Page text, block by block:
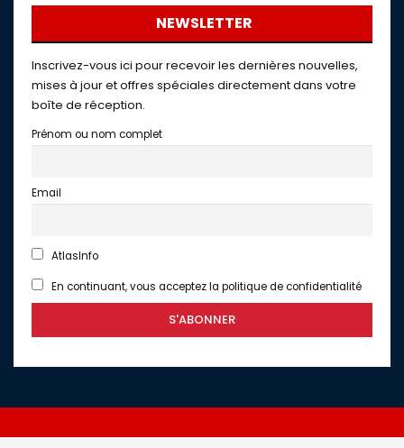
NEWSLETTER
Inscrivez-vous ici pour recevoir les dernières nouvelles,
mises à jour et offres spéciales directement dans votre
boîte de réception.
Prénom ou nom complet
Email
AtlasInfo
En continuant, vous acceptez la politique de confidentialité